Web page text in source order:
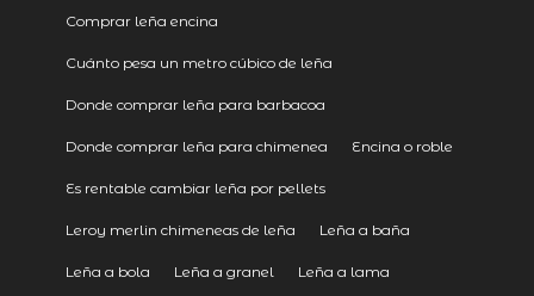
Comprar leña encina
Cuánto pesa un metro cúbico de leña
Donde comprar leña para barbacoa
Donde comprar leña para chimenea Encina o roble
Es rentable cambiar leña por pellets
Leroy merlin chimeneas de leña Leña a baña
Leña a bola Leña a granel Leña a lama